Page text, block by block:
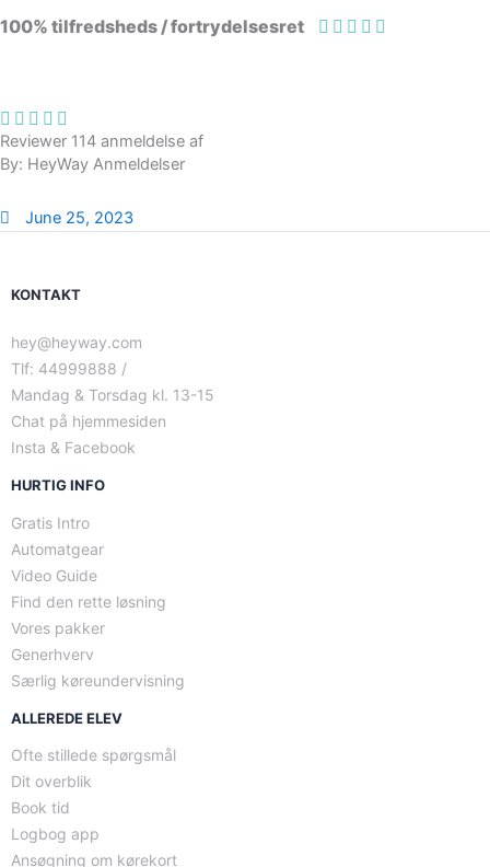
100% tilfredsheds / fortrydelsesret
Reviewer 114 anmeldelse af
By: HeyWay Anmeldelser
June 25, 2023
KONTAKT
hey@heyway.com
Tlf: 44999888 /
Mandag & Torsdag kl. 13-15
Chat på hjemmesiden
Insta & Facebook
HURTIG INFO
Gratis Intro
Automatgear
Video Guide
Find den rette løsning
Vores pakker
Generhverv
Særlig køreundervisning
ALLEREDE ELEV
Ofte stillede spørgsmål
Dit overblik
Book tid
Logbog app
Ansøgning om kørekort